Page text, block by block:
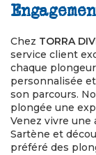
Chez TORRA
service client
chaque
personnalisée
son parcours.
plongée une
Venez vivre une
Sartène et
préféré des